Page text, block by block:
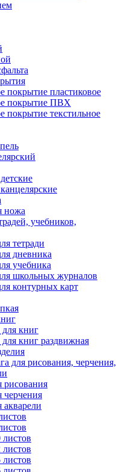
покрытие пластиковое
покрытие ПВХ
покрытие текстильное
ножа
учебников,
тетради
дневника
учебника
школьных журналов
контурных карт
для книг
книг раздвижная
для рисования, черчения,
рисования
черчения
акварели